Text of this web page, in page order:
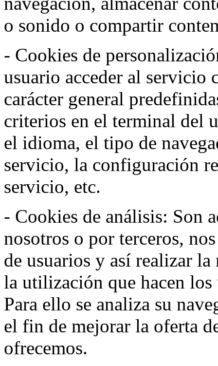
o sonido o compartir
- Cookies de
usuario acceder al servicio
carácter general
criterios en el terminal del
el idioma, el tipo de
servicio, la configuración
servicio, etc.
- Cookies de análisis: Son
nosotros o por terceros,
de usuarios y así realizar
la utilización que hacen
Para ello se analiza su
el fin de mejorar la oferta
ofrecemos.